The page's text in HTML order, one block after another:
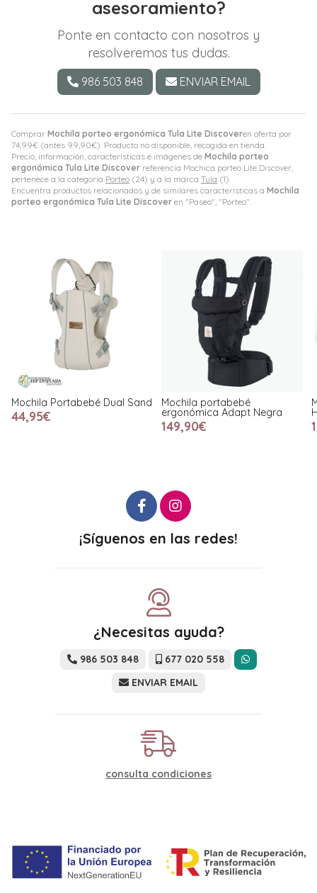
Comprar Mochila porteo ergonómica Tula Lite Discoveren oferta por
74,99€ (antes 99,90€). Producto no disponible, recogida en tienda.
Precio, información, características e imágenes de Mochila porteo
ergonómica Tula Lite Discover referencia Mochica porteo Lite Discover,
pertenece a la categoría Porteo (24) y a la marca Tula (1).
Encuentra productos relacionados y de similares características a Mochila
porteo ergonómica Tula Lite Discover en "Paseo", "Porteo".
asesoramiento?
Ponte en contacto con nosotros y
resolveremos tus dudas.
986 503 848 ENVIAR EMAIL
Mochila portabebé
ergonómica Adapt Negra
149,90€
Mochila portabebé Hip Seat
Hazelwood
109,00€
¡Síguenos en las redes!
¿Necesitas ayuda?
986 503 848
677 020 558
ENVIAR EMAIL
consulta condiciones